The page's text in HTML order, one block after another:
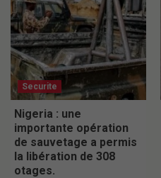
Securite
Nigeria : une
importante opération
de sauvetage a permis
la libération de 308
otages.